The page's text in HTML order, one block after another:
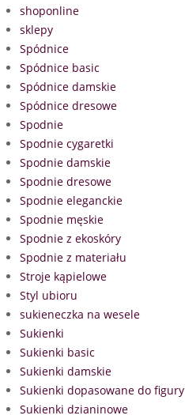
shoponline
sklepy
Spódnice
Spódnice basic
Spódnice damskie
Spódnice dresowe
Spodnie
Spodnie cygaretki
Spodnie damskie
Spodnie dresowe
Spodnie eleganckie
Spodnie męskie
Spodnie z ekoskóry
Spodnie z materiału
Stroje kąpielowe
Styl ubioru
sukieneczka na wesele
Sukienki
Sukienki basic
Sukienki damskie
Sukienki dopasowane do figury
Sukienki dzianinowe